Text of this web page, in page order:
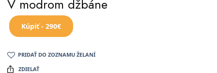
V modrom džbáne
Kúpiť - 290€
PRIDAŤ DO ZOZNAMU ŽELANÍ
ZDIELAŤ